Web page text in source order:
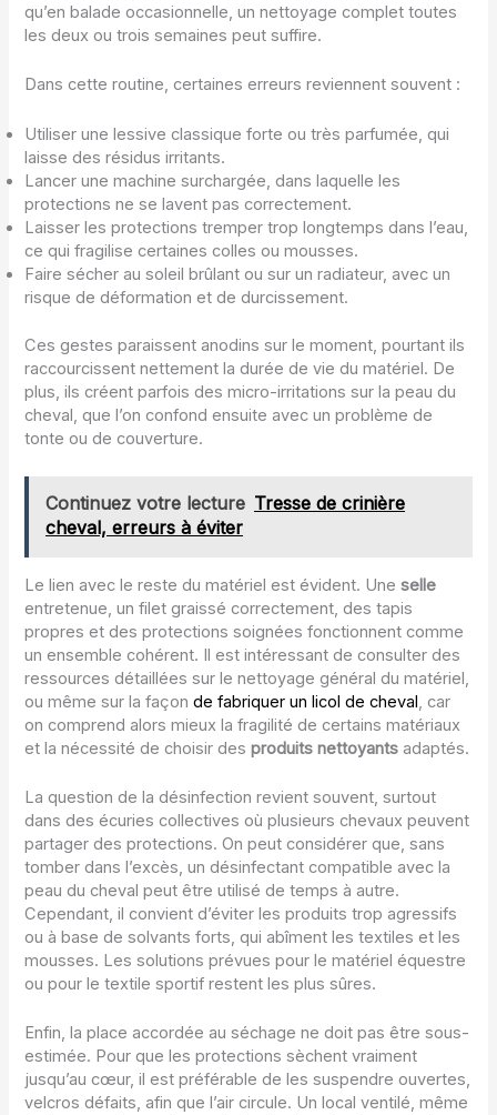
qu’en balade occasionnelle, un nettoyage complet toutes
les deux ou trois semaines peut suffire.
Dans cette routine, certaines erreurs reviennent souvent :
Utiliser une lessive classique forte ou très parfumée, qui
laisse des résidus irritants.
Lancer une machine surchargée, dans laquelle les
protections ne se lavent pas correctement.
Laisser les protections tremper trop longtemps dans l’eau,
ce qui fragilise certaines colles ou mousses.
Faire sécher au soleil brûlant ou sur un radiateur, avec un
risque de déformation et de durcissement.
Ces gestes paraissent anodins sur le moment, pourtant ils
raccourcissent nettement la durée de vie du matériel. De
plus, ils créent parfois des micro-irritations sur la peau du
cheval, que l’on confond ensuite avec un problème de
tonte ou de couverture.
Continuez votre lecture Tresse de crinière
cheval, erreurs à éviter
Le lien avec le reste du matériel est évident. Uneselle
entretenue, un filet graissé correctement, des tapis
propres et des protections soignées fonctionnent comme
un ensemble cohérent. Il est intéressant de consulter des
ressources détaillées sur le nettoyage général du matériel,
ou même sur la façonde fabriquer un licol de cheval , car
on comprend alors mieux la fragilité de certains matériaux
et la nécessité de choisir desproduits nettoyants adaptés.
La question de la désinfection revient souvent, surtout
dans des écuries collectives où plusieurs chevaux peuvent
partager des protections. On peut considérer que, sans
tomber dans l’excès, un désinfectant compatible avec la
peau du cheval peut être utilisé de temps à autre.
Cependant, il convient d’éviter les produits trop agressifs
ou à base de solvants forts, qui abîment les textiles et les
mousses. Les solutions prévues pour le matériel équestre
ou pour le textile sportif restent les plus sûres.
Enfin, la place accordée au séchage ne doit pas être sous-
estimée. Pour que les protections sèchent vraiment
jusqu’au cœur, il est préférable de les suspendre ouvertes,
velcros défaits, afin que l’air circule. Un local ventilé, même